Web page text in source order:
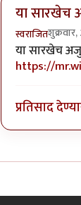
या
स्वराजित
या सारखेच
https://
प्रतिसाद